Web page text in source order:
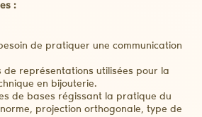
:
de pratiquer une communication
de représentations utilisées pour la
en bijouterie.
de bases régissant la pratique du
projection orthogonale, type de